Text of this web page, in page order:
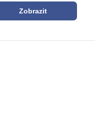
Zobrazit